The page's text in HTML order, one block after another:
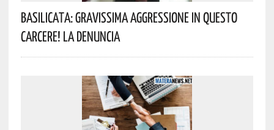
Basilicata: Gravissima Aggressione In Questo
Carcere! La Denuncia